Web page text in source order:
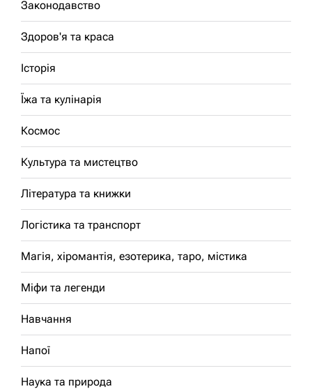
Законодавство
Здоров'я та краса
Історія
Їжа та кулінарія
Космос
Культура та мистецтво
Література та книжки
Логістика та транспорт
Магія, хіромантія, езотерика, таро, містика
Міфи та легенди
Навчання
Напої
Наука та природа